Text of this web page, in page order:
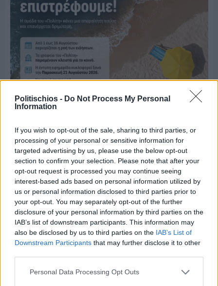
Politischios - Do Not Process My Personal
Information
If you wish to opt-out of the sale, sharing to third parties, or
processing of your personal or sensitive information for
targeted advertising by us, please use the below opt-out
section to confirm your selection. Please note that after your
opt-out request is processed you may continue seeing
interest-based ads based on personal information utilized by
us or personal information disclosed to third parties prior to
your opt-out. You may separately opt-out of the further
disclosure of your personal information by third parties on the
IAB’s list of downstream participants. This information may
also be disclosed by us to third parties on the IAB’s List of
Downstream Participants that may further disclose it to other
Personal Data Processing Opt Outs
Μία μικρή αλλά αναγκαία ανάπαυλα για την
ομάδα του «Πολίτη»